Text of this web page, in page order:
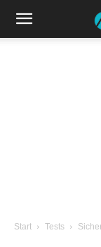
Start Tests